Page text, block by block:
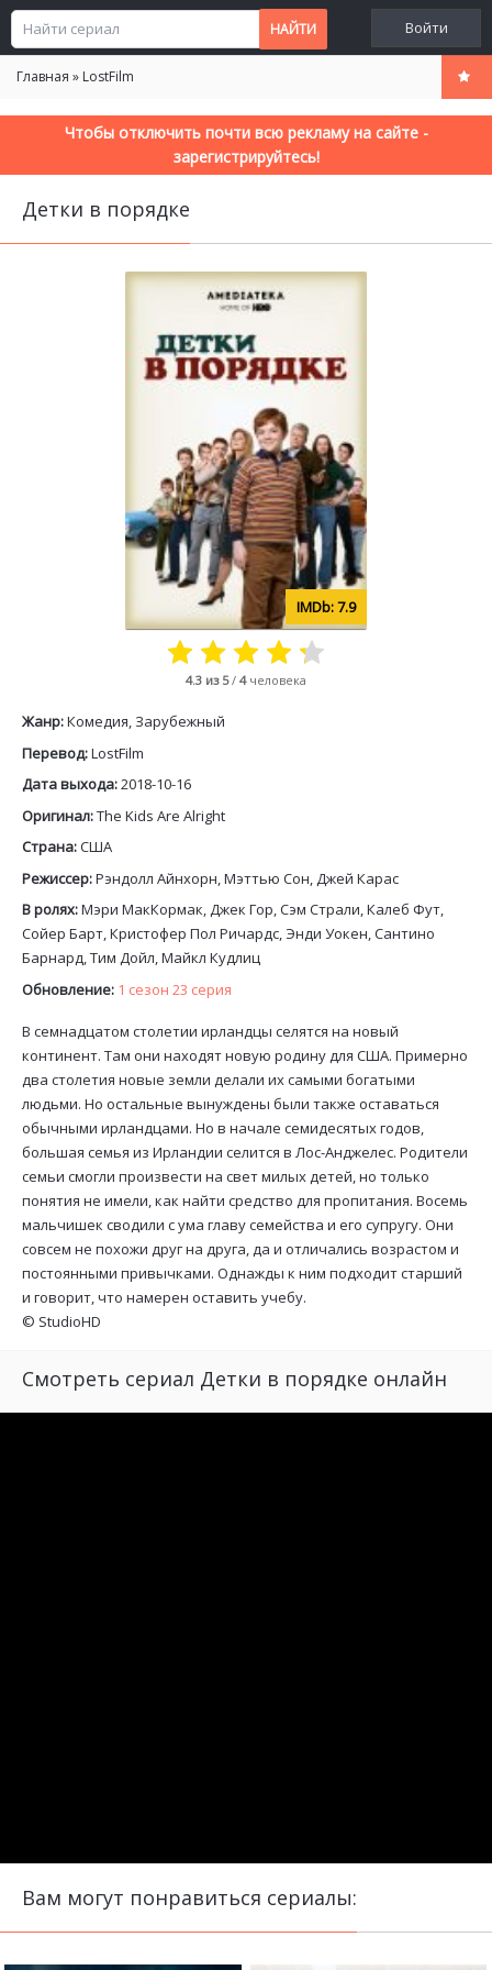
Войти
Главная » LostFilm
Чтобы отключить почти всю рекламу на сайте -
зарегистрируйтесь!
Детки в порядке
7.9
4.3 из 5/ 4 человека
Жанр:Комедия, Зарубежный
Перевод:LostFilm
Дата выхода:2018-10-16
Оригинал:The Kids Are Alright
Страна:США
Режиссер:Рэндолл Айнхорн, Мэттью Сон, Джей Карас
В ролях:Мэри МакКормак, Джек Гор, Сэм Страли, Калеб Фут,
Сойер Барт, Кристофер Пол Ричардс, Энди Уокен, Сантино
Барнард, Тим Дойл, Майкл Кудлиц
Обновление: 1 сезон 23 серия
В семнадцатом столетии ирландцы селятся на новый
континент. Там они находят новую родину для США. Примерно
два столетия новые земли делали их самыми богатыми
людьми. Но остальные вынуждены были также оставаться
обычными ирландцами. Но в начале семидесятых годов,
большая семья из Ирландии селится в Лос-Анджелес. Родители
семьи смогли произвести на свет милых детей, но только
понятия не имели, как найти средство для пропитания. Восемь
мальчишек сводили с ума главу семейства и его супругу. Они
совсем не похожи друг на друга, да и отличались возрастом и
постоянными привычками. Однажды к ним подходит старший
и говорит, что намерен оставить учебу.
© StudioHD
Смотреть сериал Детки в порядке онлайн
Вам могут понравиться сериалы: